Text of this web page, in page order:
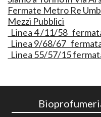
Fermate Metro Re
Mezzi Pubblici
Linea 4 /11/58
Linea 9/68/67
Linea 55/57/15